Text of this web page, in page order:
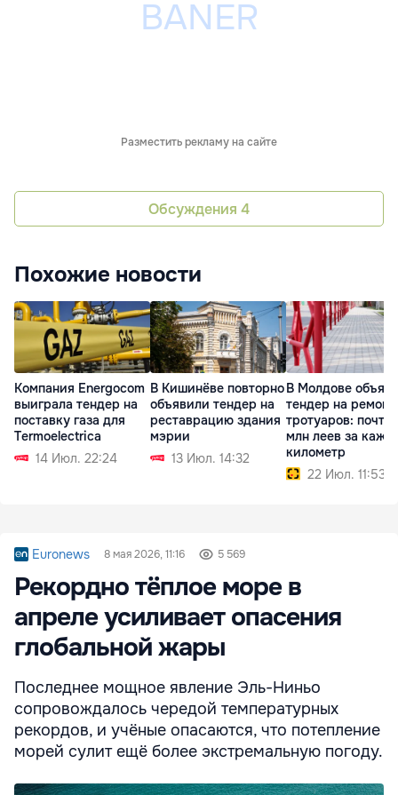
Разместить рекламу на сайте
Обсуждения 4
Похожие новости
Компания Energocom
выиграла тендер на
поставку газа для
Termoelectrica
14 Июл. 22:24
В Кишинёве повторно
объявили тендер на
реставрацию здания
мэрии
13 Июл. 14:32
В Молдове
тендер на ремонт
тротуаров: почти
млн леев за
километр
22 Июл. 11:53
Euronews 8 мая 2026, 11:16 5 569
Рекордно тёплое море в
апреле усиливает опасения
глобальной жары
Последнее мощное явление Эль-Ниньо
сопровождалось чередой температурных
рекордов, и учёные опасаются, что потепление
морей сулит ещё более экстремальную погоду.